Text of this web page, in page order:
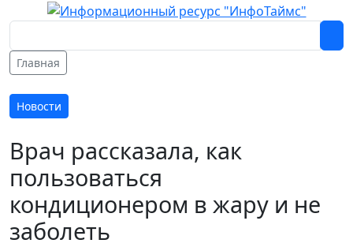
Главная
Новости
Врач рассказала, как
пользоваться
кондиционером в жару и не
заболеть